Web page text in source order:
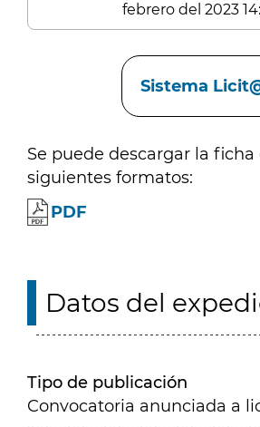
febrero del 2023
Sistema
Se puede descargar la ficha
siguientes formatos:
PDF
Datos del
Tipo de publicación
Convocatoria anunciada a